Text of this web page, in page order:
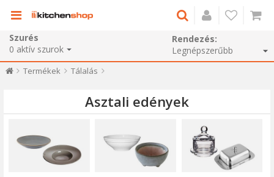
Szurés
0 aktív szurok
Rendezés:
Termékek Tálalás
Asztali edények